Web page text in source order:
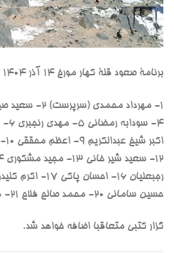
برنامۀ صعود قلۀ کهار مورخ ۱۴ آذر ۱۴۰۴ با حضور اعضای زیر اجرا گردید:
⁠حسین سامانی ۲۰- ⁠محمد صالح فلاح ۲۱- ⁠فرید واحدی ۲۲- امیر شرافتی
گزار کتبی متعاقبا اضافه خواهد شد.